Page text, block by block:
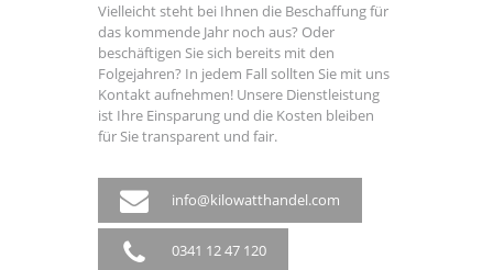
Vielleicht steht bei Ihnen die Beschaffung für
das kommende Jahr noch aus? Oder
beschäftigen Sie sich bereits mit den
Folgejahren? In jedem Fall sollten Sie mit uns
Kontakt aufnehmen! Unsere Dienstleistung
ist Ihre Einsparung und die Kosten bleiben
für Sie transparent und fair.
info@kilowatthandel.com
0341 12 47 120